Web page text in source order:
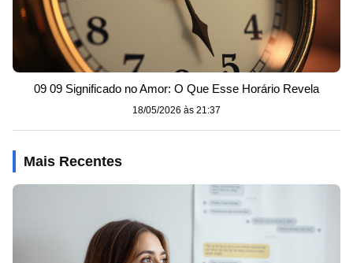
09 09 Significado no Amor: O Que Esse Horário Revela
18/05/2026 às 21:37
Mais Recentes